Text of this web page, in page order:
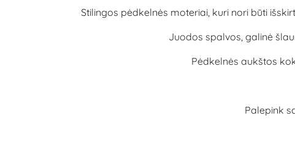
Stilingos pėdkelnės moteriai, kuri nori būti
Juodos spalvos, galinė
Pėdkelnės aukštos
Palepink